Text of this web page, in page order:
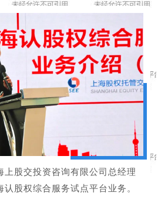
上股交投资咨询有限公司总经理
股权综合服务试点平台业务。